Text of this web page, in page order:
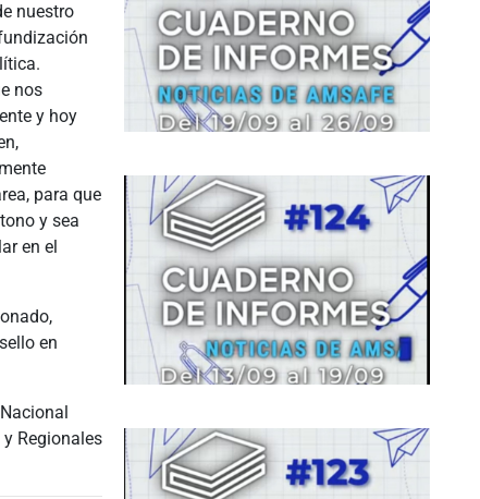
nuestro
nos
y hoy
para que
y sea
en el
en
Regionales